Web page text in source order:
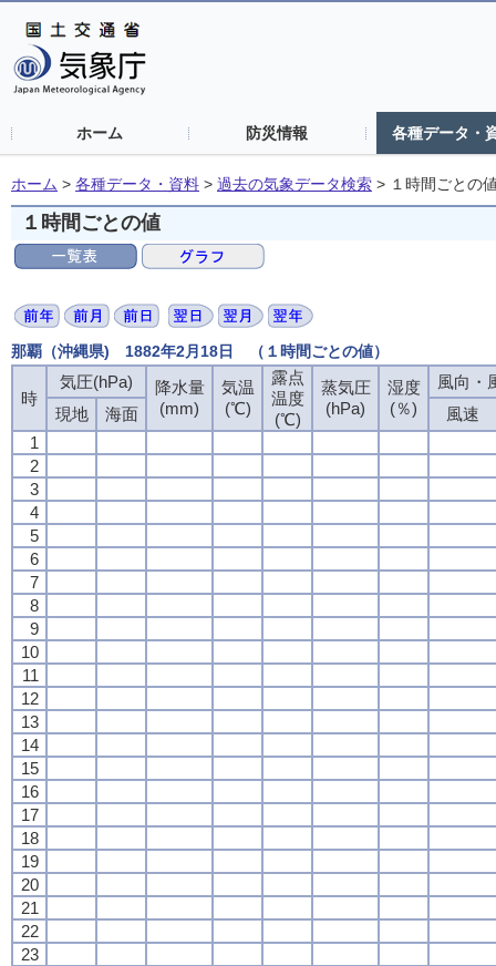
ホーム 防災情報 各種データ・
ホーム > 各種データ・資料 > 過去の気象データ検索 > １時間ごとの
１時間ごとの値
那覇（沖縄県) 1882年2月18日 （１時間ごとの値）
時
気圧(hPa)
降水量
(mm)
気温
(℃)
露点
温度
(℃)
蒸気圧
(hPa)
湿度
(％)
風向・
現地
海面
風速
1
2
3
4
5
6
7
8
9
10
11
12
13
14
15
16
17
18
19
20
21
22
23